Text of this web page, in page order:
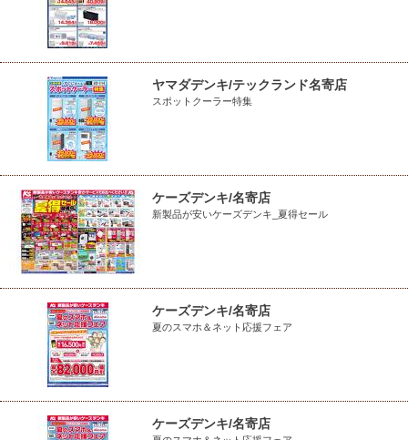
ヤマダデンキ/テックランド名寄店
スポットクーラー特集
ケーズデンキ/名寄店
新製品が安いケーズデンキ_夏得セール
ケーズデンキ/名寄店
夏のスマホ＆ネット応援フェア
ケーズデンキ/名寄店